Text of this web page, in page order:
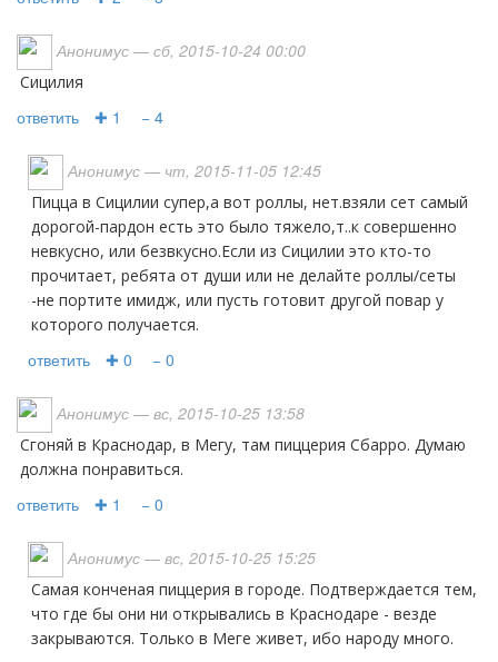
Анонимус — сб, 2015-10-24 00:00
Сицилия
ответить ✚ 1 − 4
Анонимус — чт, 2015-11-05 12:45
Пицца в Сицилии супер,а вот роллы, нет.взяли сет самый
дорогой-пардон есть это было тяжело,т..к совершенно
невкусно, или безвкусно.Если из Сицилии это кто-то
прочитает, ребята от души или не делайте роллы/сеты
-не портите имидж, или пусть готовит другой повар у
которого получается.
ответить ✚ 0 − 0
Анонимус — вс, 2015-10-25 13:58
Сгоняй в Краснодар, в Мегу, там пиццерия Сбарро. Думаю
должна понравиться.
ответить ✚ 1 − 0
Анонимус — вс, 2015-10-25 15:25
Самая конченая пиццерия в городе. Подтверждается тем,
что где бы они ни открывались в Краснодаре - везде
закрываются. Только в Меге живет, ибо народу много.